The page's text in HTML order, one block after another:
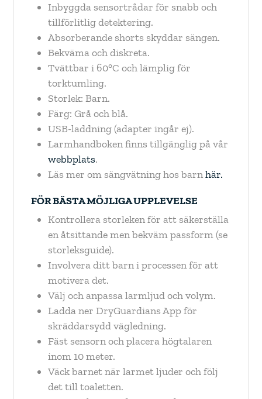
Inbyggda sensortrådar för snabb och
tillförlitlig detektering.
Absorberande shorts skyddar sängen.
Bekväma och diskreta.
Tvättbar i 60°C och lämplig för
torktumling.
Storlek: Barn.
Färg: Grå och blå.
USB-laddning (adapter ingår ej).
Larmhandboken finns tillgänglig på vår
webbplats.
Läs mer om sängvätning hos barnhär.
FÖR BÄSTA MÖJLIGA UPPLEVELSE
Kontrollera storleken för att säkerställa
en åtsittande men bekväm passform (se
storleksguide).
Involvera ditt barn i processen för att
motivera det.
Välj och anpassa larmljud och volym.
Ladda ner DryGuardians App för
skräddarsydd vägledning.
Fäst sensorn och placera högtalaren
inom 10 meter.
Väck barnet när larmet ljuder och följ
det till toaletten.